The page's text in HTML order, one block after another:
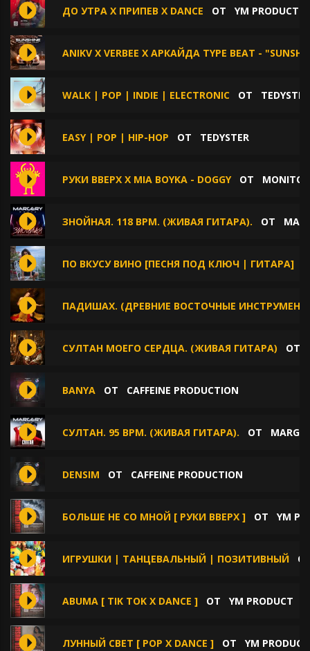
ДО УТРА X ПРИПЕВ X DANCE ОТ YM PRODUCT
ANIKV X VERBEE X АРКАЙДА TYPE BEAT -
WALK | POP | INDIE | ELECTRONIC ОТ TEDYSTER
EASY | POP | HIP-HOP ОТ TEDYSTER
РУКИ ВВЕРХ X MIA BOYKA - DOGGYОТ MONITOR
ЗНОЙНАЯ. 118 BPM. (ЖИВАЯ ГИТАРА). ОТ
ПО ВКУСУ ВИНО [ПЕСНЯ ПОД КЛЮЧ | ГИТАРА]
ПАДИШАХ. (ДРЕВНИЕ ВОСТОЧНЫЕ
СУЛТАН МОЕГО СЕРДЦА. (ЖИВАЯ ГИТАРА) ОТ
BANYA ОТ CAFFEINE PRODUCTION
СУЛТАН. 95 BPM. (ЖИВАЯ ГИТАРА). ОТ
DENSIM ОТ CAFFEINE PRODUCTION
БОЛЬШЕ НЕ СО МНОЙ [ РУКИ ВВЕРХ ] ОТ YM
ИГРУШКИ | ТАНЦЕВАЛЬНЫЙ | ПОЗИТИВНЫЙ
ABUMA [ TIK TOK X DANCE ] ОТ YM PRODUCT
ЛУННЫЙ СВЕТ [ POP X DANCE ] ОТ YM PRODUCT